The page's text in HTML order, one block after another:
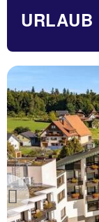
URLAUB
Previous